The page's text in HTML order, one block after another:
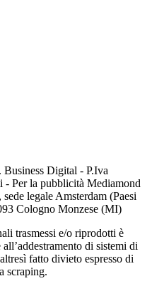
Digital - P.Iva
Per la pubblicità Mediamond
legale Amsterdam (Paesi
Cologno Monzese (MI)
trasmessi e/o riprodotti è
di sistemi di
fatto divieto espresso di
scraping.